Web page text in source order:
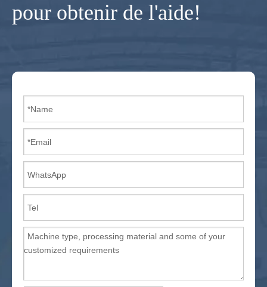
pour obtenir de l'aide!